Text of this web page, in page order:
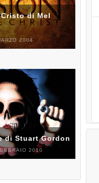
di Mel
2004
di Stuart Gordon
2010